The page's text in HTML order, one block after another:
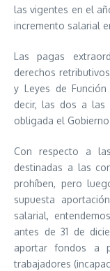
las vigentes en el
incremento salarial
Las pagas
derechos
y Leyes de
decir, las dos a
obligada el
Con respecto a
destinadas a las
prohíben, pero
supuesta
salarial,
antes de 31 de
aportar fondos a
trabajadores